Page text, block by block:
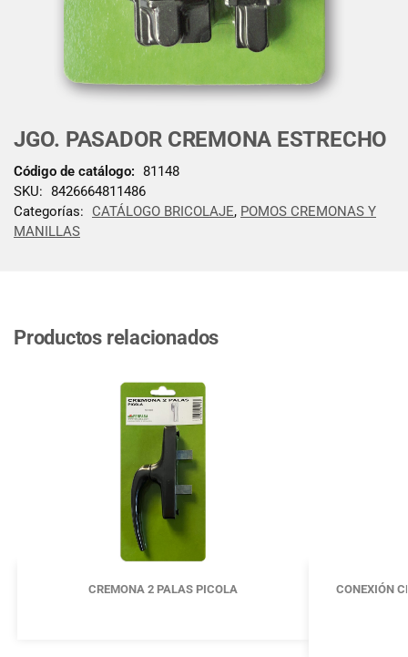
JGO. PASADOR CREMONA ESTRECHO
Código de catálogo: 81148
SKU: 8426664811486
Categorías:
CATÁLOGO BRICOLAJE, POMOS CREMONAS Y
MANILLAS
Productos relacionados
CREMONA 2 PALAS PICOLA CONEXIÓN